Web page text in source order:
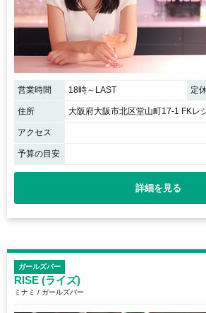
営業時間 18時～LAST 定
住所 大阪府大阪市北区堂山町17-1 FKレ
アクセス
予算の目安
詳細を見る
ガールズバー
RISE (ライズ)
ミナミ / ガールズバー